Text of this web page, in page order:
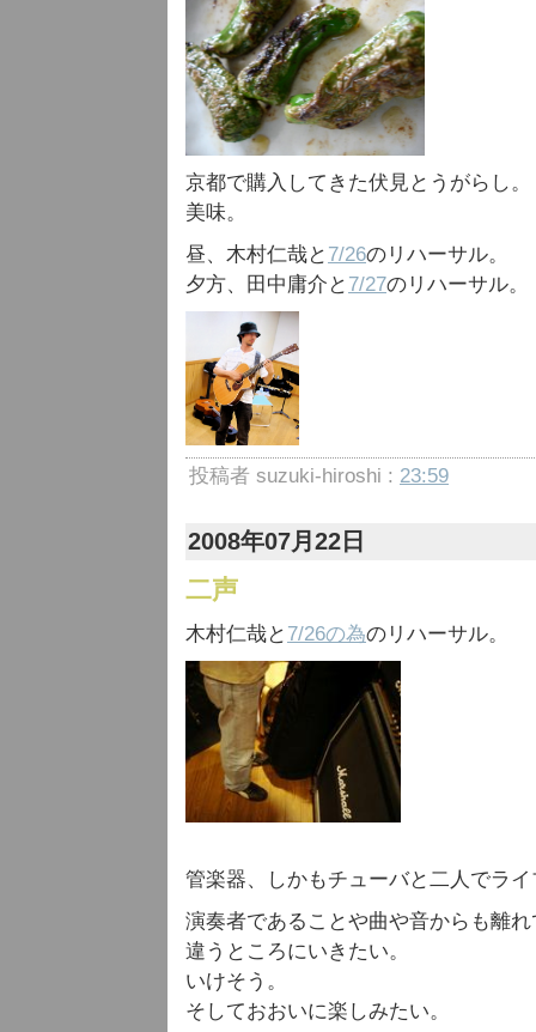
京都で購入してきた伏見とうがらし。
美味。
昼、木村仁哉と 7/26のリハーサル。
夕方、田中庸介と 7/27のリハーサル。
投稿者 suzuki-hiroshi : 23:59
2008年07月22日
二声
木村仁哉と 7/26の為のリハーサル。
管楽器、しかもチューバと二人でラ
演奏者であることや曲や音からも離れ
違うところにいきたい。
いけそう。
そしておおいに楽しみたい。